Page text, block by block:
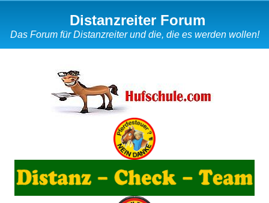
Distanzreiter Forum
Das Forum für Distanzreiter und die, die es werden wollen!